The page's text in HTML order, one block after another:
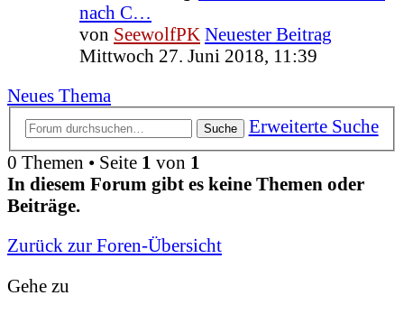
nach C…
von SeewolfPK Neuester Beitrag
Mittwoch 27. Juni 2018, 11:39
Neues Thema
Suche
Erweiterte Suche
0 Themen • Seite 1 von 1
In diesem Forum gibt es keine Themen oder
Beiträge.
Zurück zur Foren-Übersicht
Gehe zu